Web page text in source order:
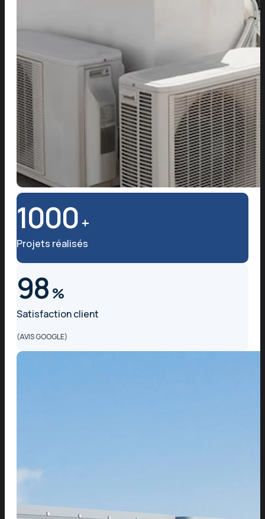
1000 +
Projets réalisés
98 %
Satisfaction client
(AVIS GOOGLE)